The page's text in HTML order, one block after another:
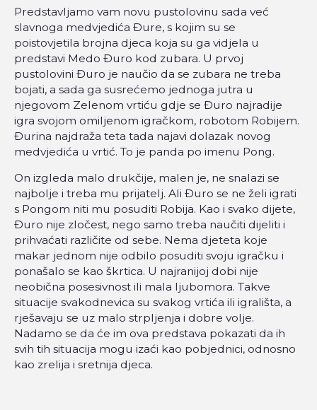
Predstavljamo vam novu pustolovinu sada već
slavnoga medvjedića Đure, s kojim su se
poistovjetila brojna djeca koja su ga vidjela u
predstavi Medo Đuro kod zubara. U prvoj
pustolovini Đuro je naučio da se zubara ne treba
bojati, a sada ga susrećemo jednoga jutra u
njegovom Zelenom vrtiću gdje se Đuro najradije
igra svojom omiljenom igračkom, robotom Robijem.
Đurina najdraža teta tada najavi dolazak novog
medvjedića u vrtić. To je panda po imenu Pong.
On izgleda malo drukčije, malen je, ne snalazi se
najbolje i treba mu prijatelj. Ali Đuro se ne želi igrati
s Pongom niti mu posuditi Robija. Kao i svako dijete,
Đuro nije zločest, nego samo treba naučiti dijeliti i
prihvaćati različite od sebe. Nema djeteta koje
makar jednom nije odbilo posuditi svoju igračku i
ponašalo se kao škrtica. U najranijoj dobi nije
neobična posesivnost ili mala ljubomora. Takve
situacije svakodnevica su svakog vrtića ili igrališta, a
rješavaju se uz malo strpljenja i dobre volje.
Nadamo se da će im ova predstava pokazati da ih
svih tih situacija mogu izaći kao pobjednici, odnosno
kao zrelija i sretnija djeca.